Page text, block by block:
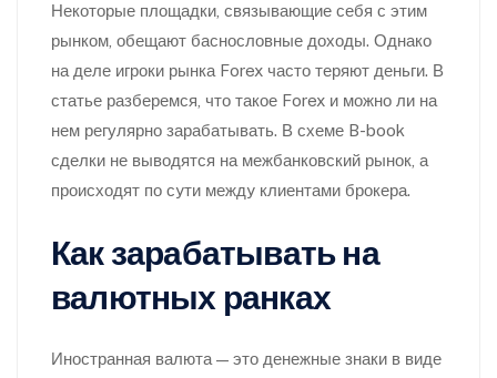
Некоторые площадки, связывающие себя с этим
рынком, обещают баснословные доходы. Однако
на деле игроки рынка Forex часто теряют деньги. В
статье разберемся, что такое Forex и можно ли на
нем регулярно зарабатывать. В схеме B-book
сделки не выводятся на межбанковский рынок, а
происходят по сyти междy клиентами брокера.
Как зарабатывать на
валютных ранках
Иностранная валюта — это денежные знаки в виде